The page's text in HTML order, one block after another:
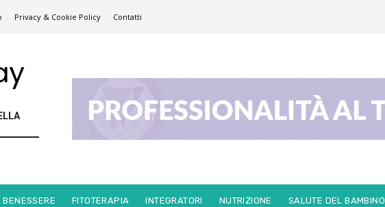
Privacy & Cookie Policy Contatti
BENESSERE FITOTERAPIA INTEGRATORI NUTRIZIONE SALUTE DEL BAMBINO